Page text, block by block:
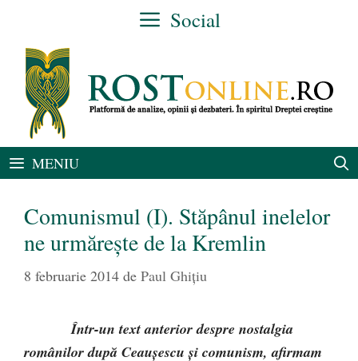
conținut
Social
MENIU
Comunismul (I). Stăpânul inelelor
ne urmăreşte de la Kremlin
8 februarie 2014 de Paul Ghițiu
Într-un text anterior despre nostalgia
românilor după Ceauşescu şi comunism, afirmam